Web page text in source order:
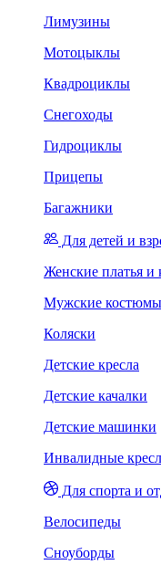
Лимузины
Мотоцыклы
Квадроциклы
Снегоходы
Гидроциклы
Прицепы
Багажники
Для детей и
Женские платья
Мужские костюмы
Коляски
Детские кресла
Детские качалки
Детские машинки
Инвалидные
Для спорта и
Велосипеды
Сноуборды